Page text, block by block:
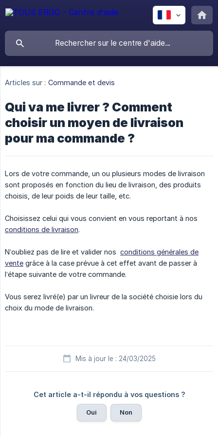
Articles sur : Commande et devis
Qui va me livrer ? Comment
choisir un moyen de livraison
pour ma commande ?
Lors de votre commande, un ou plusieurs modes de livraison
sont proposés en fonction du lieu de livraison, des produits
choisis, de leur poids de leur taille, etc.
Choisissez celui qui vous convient en vous reportant à nos
conditions de livraison.
N’oubliez pas de lire et valider nos conditions générales de
vente grâce à la case prévue à cet effet avant de passer à
l’étape suivante de votre commande.
Vous serez livré(e) par un livreur de la société choisie lors du
choix du mode de livraison.
Mis à jour le : 24/03/2025
Cet article a-t-il répondu à vos questions ?
Oui Non